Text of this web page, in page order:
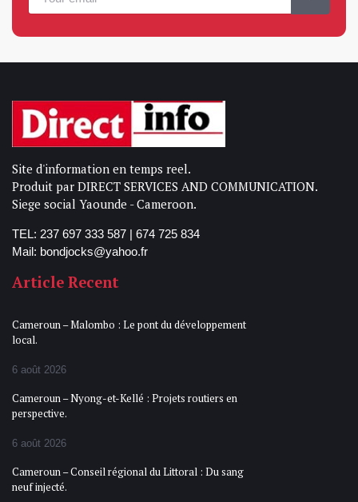
Site d'information en temps reel.
Produit par DIRECT SERVICES AND COMMUNICATION.
Siege social Yaounde - Cameroon.
TEL: 237 697 333 587 | 674 725 834
Mail: bondjocks@yahoo.fr
Article Recent
Cameroun – Malombo : Le pont du développement
local.
6 août 2026
Cameroun – Nyong-et-Kellé : Projets routiers en
perspective.
6 août 2026
Cameroun – Conseil régional du Littoral : Du sang
neuf injecté.